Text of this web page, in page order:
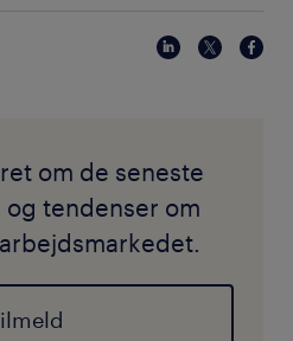
om de seneste
tendenser om